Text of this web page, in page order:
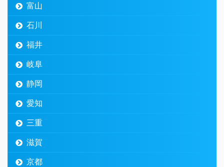
富山
石川
福井
岐阜
静岡
愛知
三重
滋賀
京都